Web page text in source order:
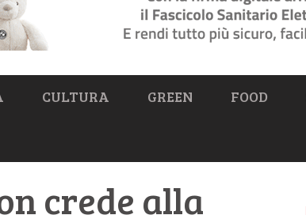
CULTURA GREEN FOOD
crede alla